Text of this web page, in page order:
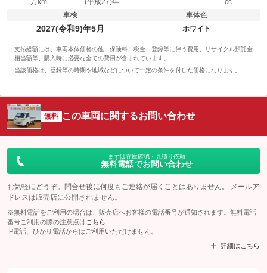
万km (平成27)年
cc
車検
2027(令和9)年5月
車体色
ホワイト
支払総額には、車両本体価格の他、保険料、税金、登録等に伴う費用、リサイクル預託金
相当額等、購入時に必要な全ての費用が含まれています。
当該価格は、登録等の時期や地域などについて一定の条件を付した価格になります。
無料 この車両に関するお問い合わせ
まずは在庫確認・見積り依頼
無料電話でお問い合わせ
お気軽にどうぞ。問合せ後に何度もご連絡が届くことはありません。 メールア
ドレスは販売店に公開されません。
※無料電話をご利用の場合は、販売店へお客様の電話番号が通知されます。無料電話
番号ご利用の際の注意点は こちら
IP電話、ひかり電話からはご利用いただけません。
詳細はこちら